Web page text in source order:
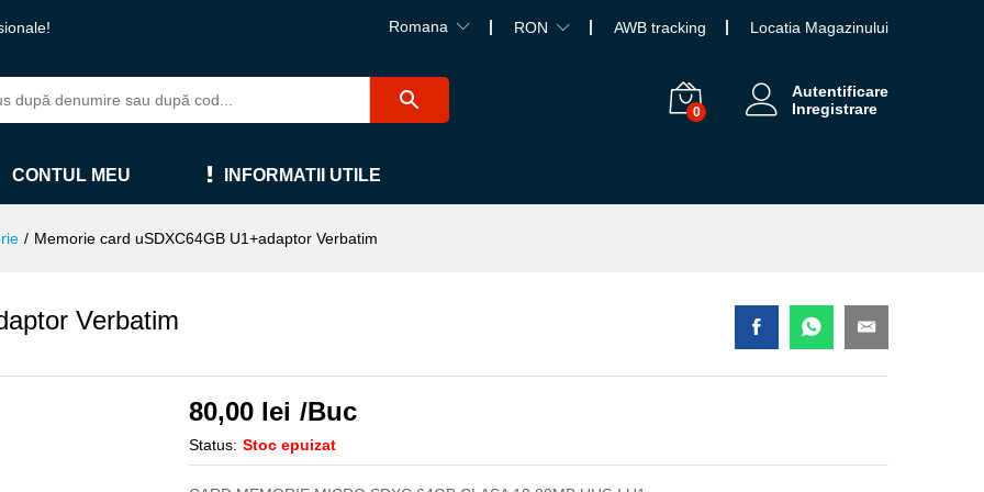
Romana RON AWB tracking Locatia Magazinului
0
Autentificare
Inregistrare
CONTUL MEU INFORMATII UTILE
/ Memorie card uSDXC64GB U1+adaptor Verbatim
Verbatim
80,00 lei /Buc
Status: Stoc epuizat